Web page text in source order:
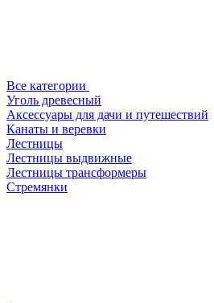
Все категории
Уголь древесный
Аксессуары для дачи и путешествий
Канаты и веревки
Лестницы
Лестницы выдвижные
Лестницы трансформеры
Стремянки